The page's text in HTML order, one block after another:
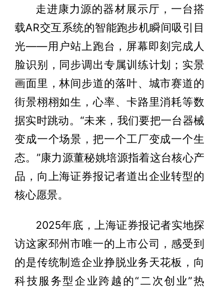
走进康力源的器材展示厅，一台搭
载AR交互系统的智能跑步机瞬间吸引目
光——用户站上跑台，屏幕即刻完成人
脸识别，同步调出专属训练计划；实景
画面里，林间步道的落叶、城市赛道的
街景栩栩如生，心率、卡路里消耗等数
据实时跳动。“未来，我们要把一台器械
变成一个场景，把一个工厂变成一个生
态。”康力源董秘姚培源指着这台核心产
品，向上海证券报记者道出企业转型的
核心愿景。
2025年底，上海证券报记者实地探
访这家邳州市唯一的上市公司，感受到
的是传统制造企业挣脱业务天花板，向
科技服务型企业跨越的“二次创业”热